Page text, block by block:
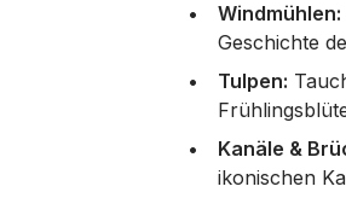
Windmühlen:
Geschichte
Tulpen:
Kanäle &
ikonischen